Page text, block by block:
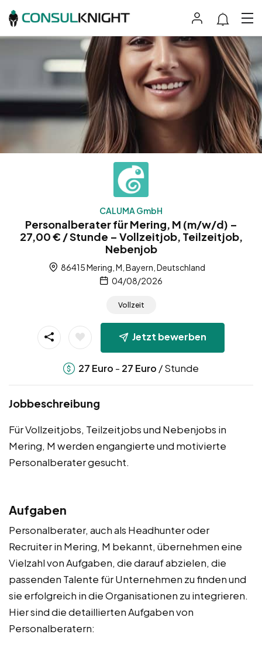
CALUMA GmbH
Personalberater für Mering, M (m/w/d) –
27,00 € / Stunde – Vollzeitjob, Teilzeitjob,
Nebenjob
86415 Mering, M, Bayern, Deutschland
04/08/2026
Vollzeit
Jetzt bewerben
27 Euro - 27 Euro / Stunde
Jobbeschreibung
Für Vollzeitjobs, Teilzeitjobs und Nebenjobs in
Mering, M werden engangierte und motivierte
Personalberater gesucht.
Aufgaben
Personalberater, auch als Headhunter oder
Recruiter in Mering, M bekannt, übernehmen eine
Vielzahl von Aufgaben, die darauf abzielen, die
passenden Talente für Unternehmen zu finden und
sie erfolgreich in die Organisationen zu integrieren.
Hier sind die detaillierten Aufgaben von
Personalberatern: